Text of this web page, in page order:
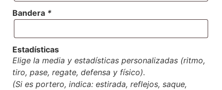
Bandera *
Estadísticas
Elige la media y estadísticas personalizadas (ritmo,
tiro, pase, regate, defensa y físico).
(Si es portero, indica: estirada, reflejos, saque,